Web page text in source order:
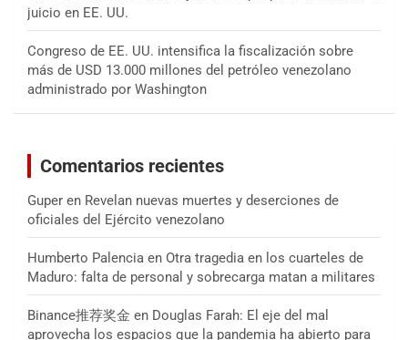
juicio en EE. UU.
Congreso de EE. UU. intensifica la fiscalización sobre
más de USD 13.000 millones del petróleo venezolano
administrado por Washington
Comentarios recientes
Guper en Revelan nuevas muertes y deserciones de
oficiales del Ejército venezolano
Humberto Palencia en Otra tragedia en los cuarteles de
Maduro: falta de personal y sobrecarga matan a militares
Binance推荐奖金 en Douglas Farah: El eje del mal
aprovecha los espacios que la pandemia ha abierto para